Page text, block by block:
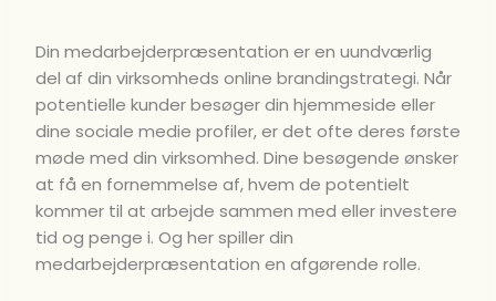
Din medarbejderpræsentation er en uundværlig
del af din virksomheds online brandingstrategi. Når
potentielle kunder besøger din hjemmeside eller
dine sociale medie profiler, er det ofte deres første
møde med din virksomhed. Dine besøgende ønsker
at få en fornemmelse af, hvem de potentielt
kommer til at arbejde sammen med eller investere
tid og penge i. Og her spiller din
medarbejderpræsentation en afgørende rolle.